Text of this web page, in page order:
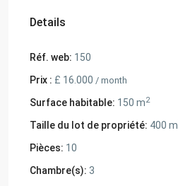
Details
Réf. web: 150
Prix : £ 16.000 / month
Surface habitable: 150 m2
Taille du lot de propriété: 400 m
Pièces: 10
Chambre(s): 3